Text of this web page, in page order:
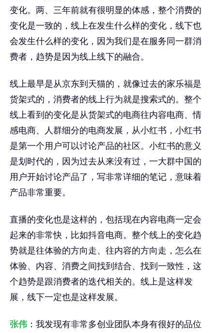
变化。两、三年前就有很明显的体感，整个消费的
变化是一致的，线上在发生什么样的变化，线下也
会发生什么样的变化，因为我们是在服务同一群消
费者，趋势是因为线上线下的融合。
线上最早是从京东到天猫的，就像过去的家乐福是
货架式的，消费者的线上行为就是搜索式的。整个
线上看到的变化是从货架式的电商往内容电商、情
感电商、人群细分的电商发展，从小红书，小红书
是第一个用户可以讨论产品的社区。小红书的意义
是划时代的，因为过去从来没有过，一大群中国的
用户开始讨论产品了，写非常详细的笔记，意味着
产品非常重要。
直播的变化也是这样的，包括现在内容电商一定会
起来的非常快，比如抖音电商。整个线上的变化趋
势就是往体验的方向走、往内容的方向走，怎么在
体验、内容、消费之间找到结合、找到一致性，这
个趋势是跟消费者的迭代相关的。线上是这样发
展，线下一定也是这样发展。
张伟 ：我发现有非常多创业团队本身有很好的品位